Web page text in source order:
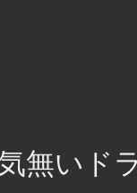
無いド